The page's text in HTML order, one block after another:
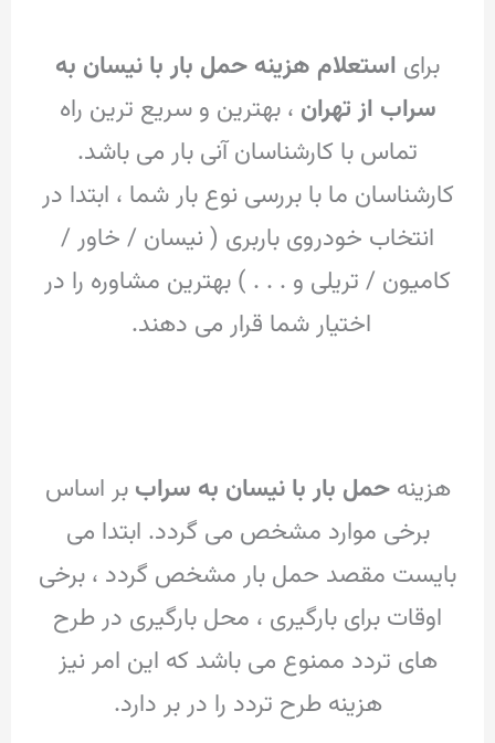
برای استعلام هزینه حمل بار با نیسان به
سراب از تهران ، بهترین و سریع ترین راه
تماس با کارشناسان آنی بار می باشد.
کارشناسان ما با بررسی نوع بار شما ، ابتدا در
انتخاب خودروی باربری ( نیسان / خاور /
کامیون / تریلی و . . . ) بهترین مشاوره را در
اختیار شما قرار می دهند.
هزینهحمل بار با نیسان به سراب بر اساس
برخی موارد مشخص می گردد. ابتدا می
بایست مقصد حمل بار مشخص گردد ، برخی
اوقات برای بارگیری ، محل بارگیری در طرح
های تردد ممنوع می باشد که این امر نیز
هزینه طرح تردد را در بر دارد.